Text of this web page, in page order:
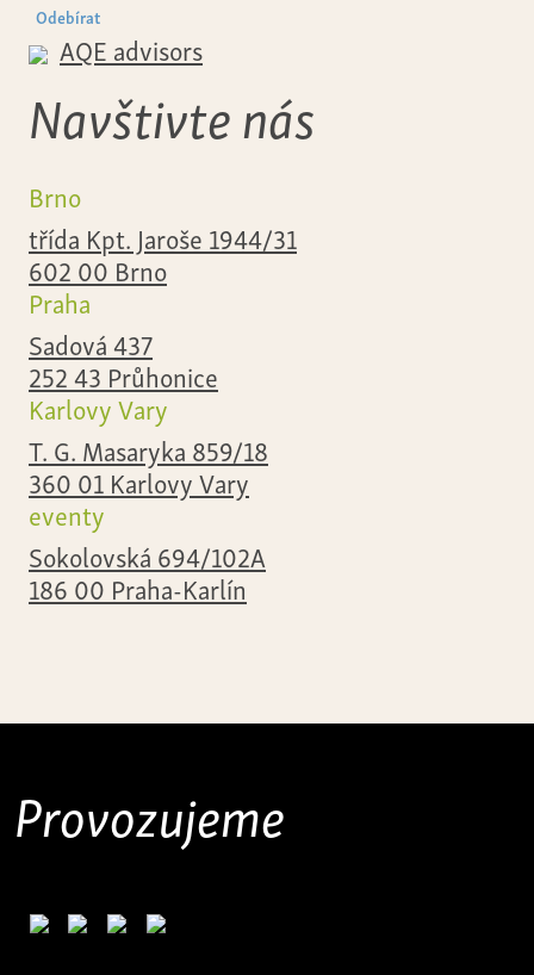
Odebírat
AQE advisors
Navštivte nás
Brno
třída Kpt. Jaroše 1944/31
602 00 Brno
Praha
Sadová 437
252 43 Průhonice
Karlovy Vary
T. G. Masaryka 859/18
360 01 Karlovy Vary
eventy
Sokolovská 694/102A
186 00 Praha-Karlín
Provozujeme